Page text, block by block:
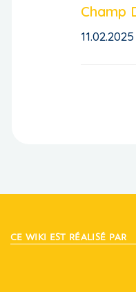
Champ
11.02.2025
CE WIKI EST RÉALISÉ PAR